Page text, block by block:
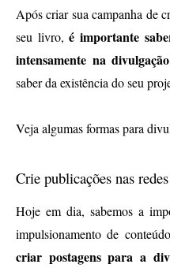
Após criar sua campanha de
seu livro, é importante
intensamente na
saber da existência do seu
Veja algumas formas para
Crie publicações nas
Hoje em dia, sabemos a
impulsionamento de
criar postagens para a